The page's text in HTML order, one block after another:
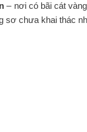
– nơi có bãi cát
sơ chưa khai thác